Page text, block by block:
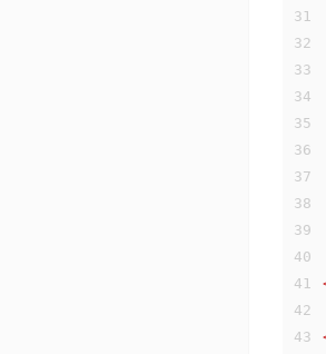
31
32
33
34
35
36
37
38
39
40
41
42
43